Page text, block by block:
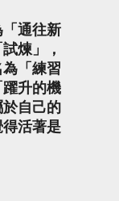
通往新
煉」，
「練習
升的機
自己的
活著是